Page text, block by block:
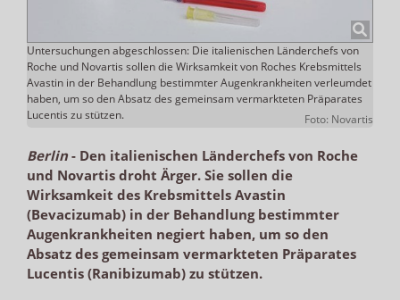
Untersuchungen abgeschlossen: Die italienischen Länderchefs von
Roche und Novartis sollen die Wirksamkeit von Roches Krebsmittels
Avastin in der Behandlung bestimmter Augenkrankheiten verleumdet
haben, um so den Absatz des gemeinsam vermarkteten Präparates
Lucentis zu stützen.
Foto: Novartis
Berlin- Den italienischen Länderchefs von Roche
und Novartis droht Ärger. Sie sollen die
Wirksamkeit des Krebsmittels Avastin
(Bevacizumab) in der Behandlung bestimmter
Augenkrankheiten negiert haben, um so den
Absatz des gemeinsam vermarkteten Präparates
Lucentis (Ranibizumab) zu stützen.